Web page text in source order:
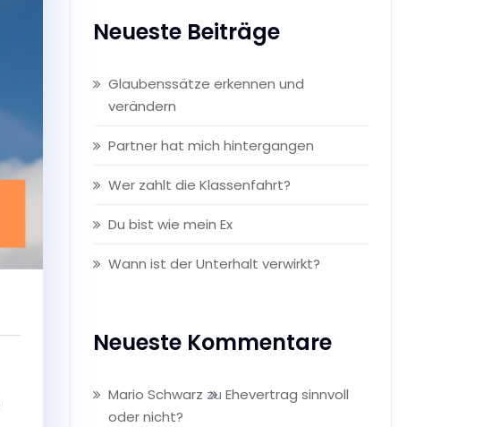
Neueste Beiträge
Glaubenssätze erkennen und
verändern
Partner hat mich hintergangen
Wer zahlt die Klassenfahrt?
Du bist wie mein Ex
Wann ist der Unterhalt verwirkt?
Neueste Kommentare
Mario Schwarz zu Ehevertrag sinnvoll
oder nicht?